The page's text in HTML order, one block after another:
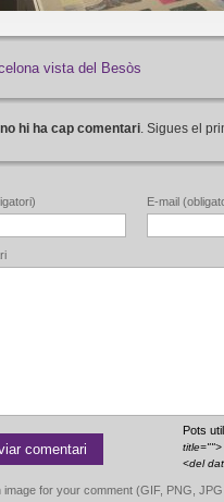
vista del Besòs
hi ha cap comentari. Sigues el
E-mail
Pots
<del
image for your comment (GIF, PNG,